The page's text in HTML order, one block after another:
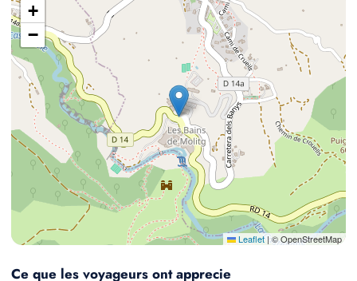
+
−
Leaflet |© OpenStreetMap
Ce que les voyageurs ont apprecie